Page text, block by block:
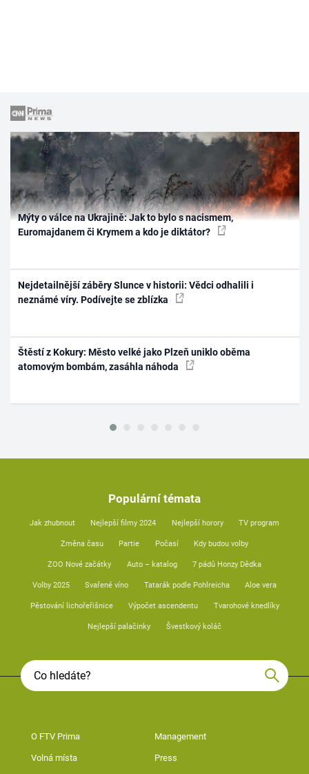
Mýty o válce na Ukrajině: Jak to bylo s nacismem,
Euromajdanem či Krymem a kdo je diktátor?
Nejdetailnější záběry Slunce v historii: Vědci odhalili i
neznámé víry. Podívejte se zblízka
Štěstí z Kokury: Město velké jako Plzeň uniklo oběma
atomovým bombám, zasáhla náhoda
Populární témata
Jak zhubnout Nejlepší filmy 2024 Nejlepší horory TV program
Změna času Partie Počasí Kdy budou volby
ZOO Nové začátky Auto – katalog 7 pádů Honzy Dědka
Volby 2025 Svařené víno Tatarák podle Pohlreicha Aloe vera
Pěstování lichořeřišnice Výpočet ascendentu Tvarohové knedlíky
Nejlepší palačinky Švestkový koláč
O FTV Prima Management
Volná místa Press